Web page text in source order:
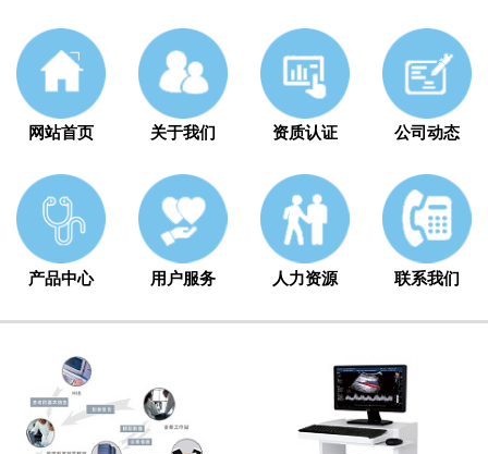
网站首页 关于我们 资质认证 公司动态
产品中心 用户服务 人力资源 联系我们